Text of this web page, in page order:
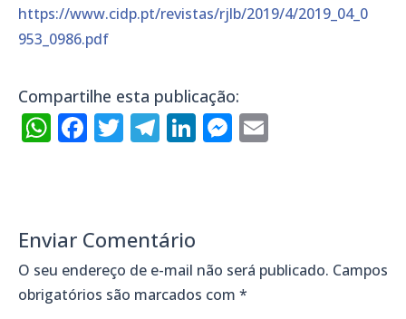
https://www.cidp.pt/revistas/rjlb/2019/4/2019_04_0
953_0986.pdf
Compartilhe esta publicação:
WhatsApp
Facebook
Twitter
Telegram
LinkedIn
Messenger
Enviar Comentário
O seu endereço de e-mail não será publicado. Campos
obrigatórios são marcados com *